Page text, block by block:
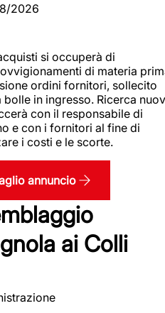
2026
si occuperà di
di materia
ordini fornitori, sollecito
in ingresso. Ricerca
con il responsabile di
e con i fornitori al fine di
i costi e le scorte.
annuncio
ai Colli